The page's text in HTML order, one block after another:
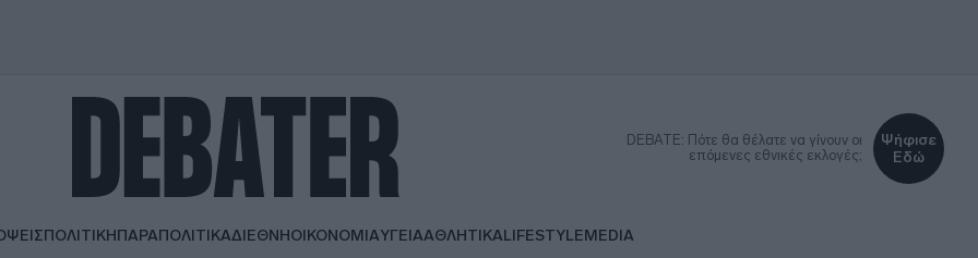
DEBATE: Πότε θα θέλατε να γίνουν οι
επόμενες εθνικές εκλογές;
Ψήφισε
Εδώ
ΠΟΛΙΤΙΚΗΠΑΡΑΠΟΛΙΤΙΚΑΔΙΕΘΝΗΟΙΚΟΝΟΜΙΑΥΓΕΙΑΑΘΛΗΤΙΚΑLIFESTYLEMEDIA